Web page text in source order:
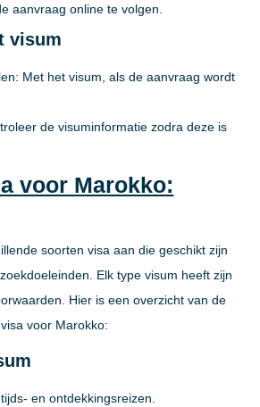
aanvraag online te volgen.
visum
Met het visum, als de aanvraag wordt
de visuminformatie zodra deze is
voor Marokko:
soorten visa aan die geschikt zijn
Elk type visum heeft zijn
Hier is een overzicht van de
voor Marokko:
en ontdekkingsreizen.